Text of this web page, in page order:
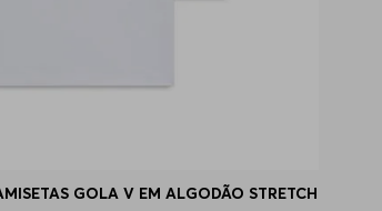
GOLA V EM ALGODÃO STRETCH